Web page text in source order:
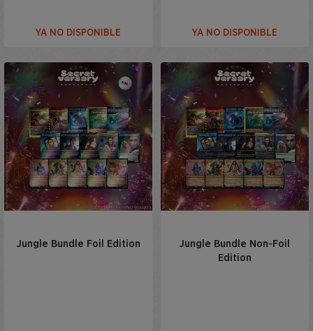
YA NO DISPONIBLE YA NO DISPONIBLE
Jungle Bundle Foil Edition
Jungle Bundle Non-Foil
Edition